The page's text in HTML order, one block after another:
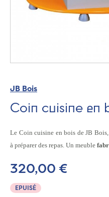
JB Bois
Coin cuisine en
Le Coin cuisine en bois de JB
à préparer des repas. Un meuble
EPUISÉ
320,00 €